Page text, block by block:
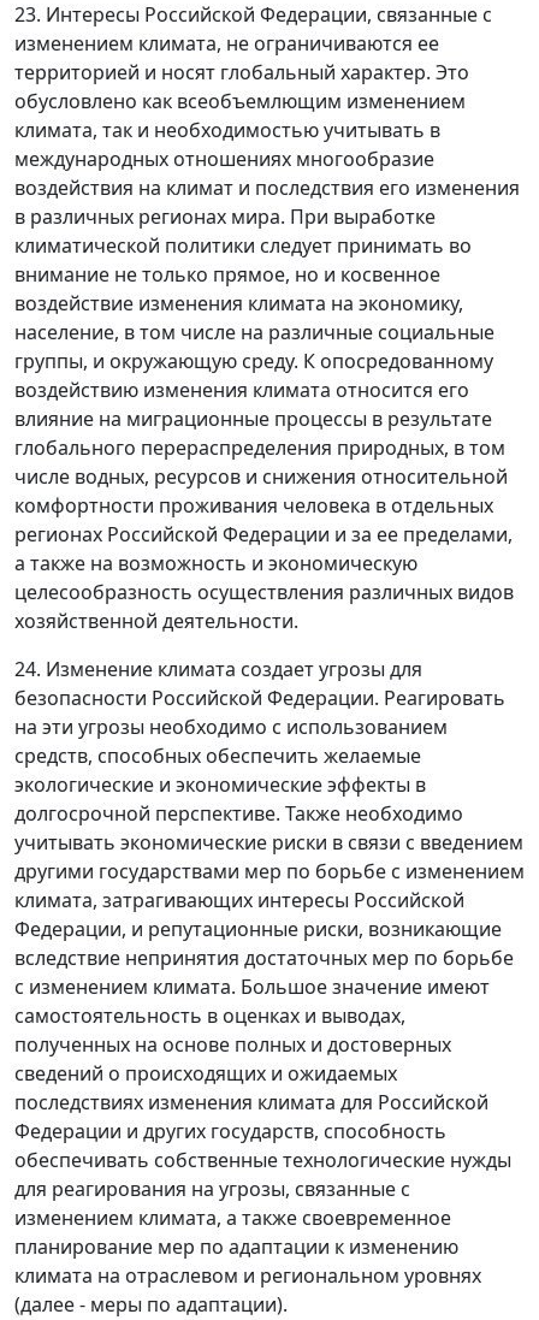
23. Интересы Российской Федерации, связанные с
изменением климата, не ограничиваются ее
территорией и носят глобальный характер. Это
обусловлено как всеобъемлющим изменением
климата, так и необходимостью учитывать в
международных отношениях многообразие
воздействия на климат и последствия его изменения
в различных регионах мира. При выработке
климатической политики следует принимать во
внимание не только прямое, но и косвенное
воздействие изменения климата на экономику,
население, в том числе на различные социальные
группы, и окружающую среду. К опосредованному
воздействию изменения климата относится его
влияние на миграционные процессы в результате
глобального перераспределения природных, в том
числе водных, ресурсов и снижения относительной
комфортности проживания человека в отдельных
регионах Российской Федерации и за ее пределами,
а также на возможность и экономическую
целесообразность осуществления различных видов
хозяйственной деятельности.
24. Изменение климата создает угрозы для
безопасности Российской Федерации. Реагировать
на эти угрозы необходимо с использованием
средств, способных обеспечить желаемые
экологические и экономические эффекты в
долгосрочной перспективе. Также необходимо
учитывать экономические риски в связи с введением
другими государствами мер по борьбе с изменением
климата, затрагивающих интересы Российской
Федерации, и репутационные риски, возникающие
вследствие непринятия достаточных мер по борьбе
с изменением климата. Большое значение имеют
самостоятельность в оценках и выводах,
полученных на основе полных и достоверных
сведений о происходящих и ожидаемых
последствиях изменения климата для Российской
Федерации и других государств, способность
обеспечивать собственные технологические нужды
для реагирования на угрозы, связанные с
изменением климата, а также своевременное
планирование мер по адаптации к изменению
климата на отраслевом и региональном уровнях
(далее - меры по адаптации).